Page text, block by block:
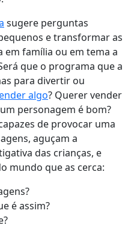
sugere perguntas
e transformar as
em família ou em tema a
que o programa que a
para divertir ou
algo? Querer vender
personagem é bom?
de provocar uma
aguçam a
das crianças, e
mundo que as cerca:
é assim?